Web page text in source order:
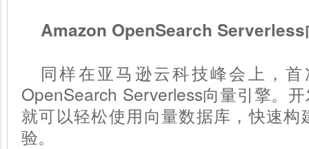
Amazon OpenSearch Serverless
同样在亚马逊云科技峰会上，
OpenSearch Serverless向量引擎。
就可以轻松使用向量数据库，快速
验。